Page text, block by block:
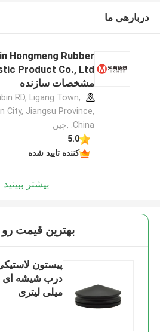
دربارهی ما
Hongmeng Rubber
مشخصات سازنده
RD, Ligang Town,
City, Jiangsu Province,
China. ,چین
5.0
کننده تایید شده
بیشتر ببینید
بهترين قيمت رو
پیستون
میلی لیتری